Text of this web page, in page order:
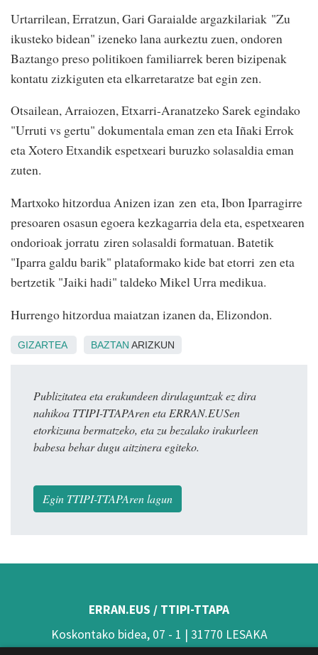
Urtarrilean, Erratzun, Gari Garaialde argazkilariak "Zu
ikusteko bidean" izeneko lana aurkeztu zuen, ondoren
Baztango preso politikoen familiarrek beren bizipenak
kontatu zizkiguten eta elkarretaratze bat egin zen.
Otsailean, Arraiozen, Etxarri-Aranatzeko Sarek egindako
"Urruti vs gertu" dokumentala eman zen eta Iñaki Errok
eta Xotero Etxandik espetxeari buruzko solasaldia eman
zuten.
Martxoko hitzordua Anizen izan zen eta, Ibon Iparragirre
presoaren osasun egoera kezkagarria dela eta, espetxearen
ondorioak jorratu ziren solasaldi formatuan. Batetik
"Iparra galdu barik" plataformako kide bat etorri zen eta
bertzetik "Jaiki hadi" taldeko Mikel Urra medikua.
Hurrengo hitzordua maiatzan izanen da, Elizondon.
GIZARTEA BAZTAN ARIZKUN
Publizitatea eta erakundeen dirulaguntzak ez dira
nahikoa TTIPI-TTAPAren eta ERRAN.EUSen
etorkizuna bermatzeko, eta zu bezalako irakurleen
babesa behar dugu aitzinera egiteko.
Egin TTIPI-TTAPAren lagun
ERRAN.EUS / TTIPI-TTAPA
Koskontako bidea, 07 - 1 | 31770 LESAKA